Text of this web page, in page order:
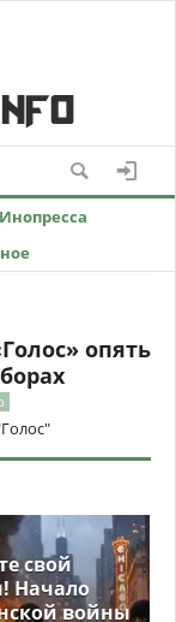
Инопресса
опять
свой
Начало
войны